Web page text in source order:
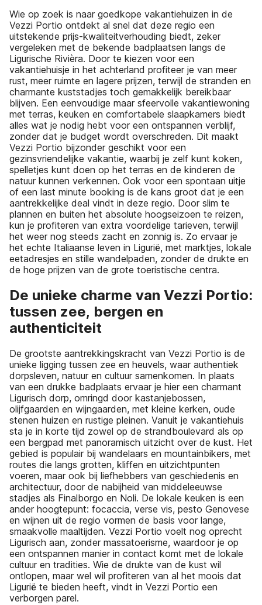
Wie op zoek is naar goedkope vakantiehuizen in de
Vezzi Portio ontdekt al snel dat deze regio een
uitstekende prijs-kwaliteitverhouding biedt, zeker
vergeleken met de bekende badplaatsen langs de
Ligurische Rivièra. Door te kiezen voor een
vakantiehuisje in het achterland profiteer je van meer
rust, meer ruimte en lagere prijzen, terwijl de stranden en
charmante kuststadjes toch gemakkelijk bereikbaar
blijven. Een eenvoudige maar sfeervolle vakantiewoning
met terras, keuken en comfortabele slaapkamers biedt
alles wat je nodig hebt voor een ontspannen verblijf,
zonder dat je budget wordt overschreden. Dit maakt
Vezzi Portio bijzonder geschikt voor een
gezinsvriendelijke vakantie, waarbij je zelf kunt koken,
spelletjes kunt doen op het terras en de kinderen de
natuur kunnen verkennen. Ook voor een spontaan uitje
of een last minute booking is de kans groot dat je een
aantrekkelijke deal vindt in deze regio. Door slim te
plannen en buiten het absolute hoogseizoen te reizen,
kun je profiteren van extra voordelige tarieven, terwijl
het weer nog steeds zacht en zonnig is. Zo ervaar je
het echte Italiaanse leven in Ligurië, met marktjes, lokale
eetadresjes en stille wandelpaden, zonder de drukte en
de hoge prijzen van de grote toeristische centra.
De unieke charme van Vezzi Portio:
tussen zee, bergen en
authenticiteit
De grootste aantrekkingskracht van Vezzi Portio is de
unieke ligging tussen zee en heuvels, waar authentiek
dorpsleven, natuur en cultuur samenkomen. In plaats
van een drukke badplaats ervaar je hier een charmant
Ligurisch dorp, omringd door kastanjebossen,
olijfgaarden en wijngaarden, met kleine kerken, oude
stenen huizen en rustige pleinen. Vanuit je vakantiehuis
sta je in korte tijd zowel op de strandboulevard als op
een bergpad met panoramisch uitzicht over de kust. Het
gebied is populair bij wandelaars en mountainbikers, met
routes die langs grotten, kliffen en uitzichtpunten
voeren, maar ook bij liefhebbers van geschiedenis en
architectuur, door de nabijheid van middeleeuwse
stadjes als Finalborgo en Noli. De lokale keuken is een
ander hoogtepunt: focaccia, verse vis, pesto Genovese
en wijnen uit de regio vormen de basis voor lange,
smaakvolle maaltijden. Vezzi Portio voelt nog oprecht
Ligurisch aan, zonder massatoerisme, waardoor je op
een ontspannen manier in contact komt met de lokale
cultuur en tradities. Wie de drukte van de kust wil
ontlopen, maar wel wil profiteren van al het moois dat
Ligurië te bieden heeft, vindt in Vezzi Portio een
verborgen parel.